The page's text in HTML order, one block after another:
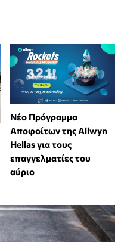
Νέο Πρόγραμμα
Αποφοίτων της Allwyn
Hellas για τους
επαγγελματίες του
αύριο